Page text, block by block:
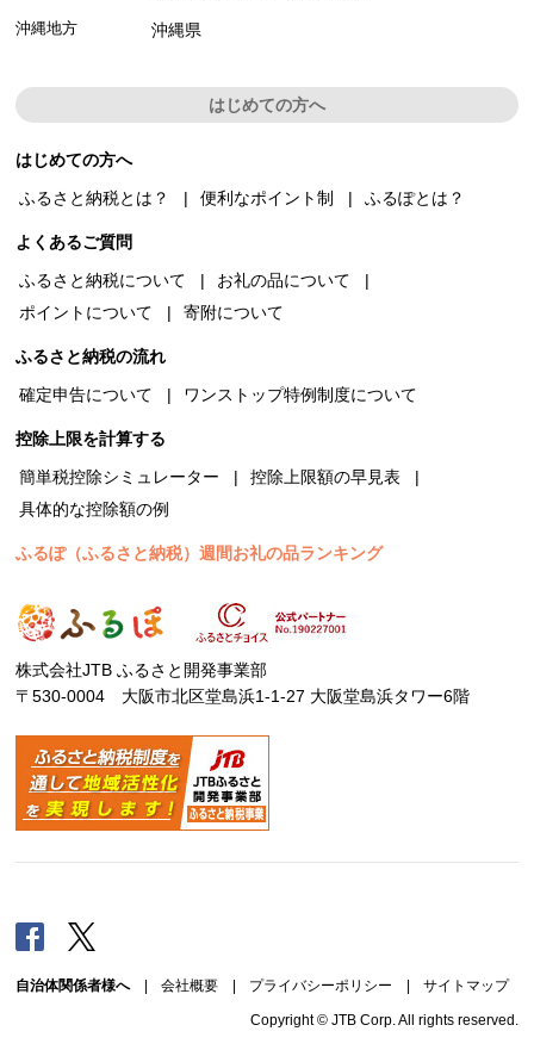
沖縄地方 沖縄県
はじめての方へ
はじめての方へ
ふるさと納税とは？
便利なポイント制 ふるぽとは？
よくあるご質問
ふるさと納税について
お礼の品について
ポイントについて
寄附について
ふるさと納税の流れ
確定申告について
ワンストップ特例制度について
控除上限を計算する
簡単税控除シミュレーター
控除上限額の早見表
具体的な控除額の例
ふるぽ（ふるさと納税）週間お礼の品ランキング
株式会社JTB ふるさと開発事業部
〒530-0004 大阪市北区堂島浜1-1-27 大阪堂島浜タワー6階
Facebook
自治体関係者様へ| 会社概要 | プライバシーポリシー | サイトマップ
Copyright © JTB Corp. All rights reserved.